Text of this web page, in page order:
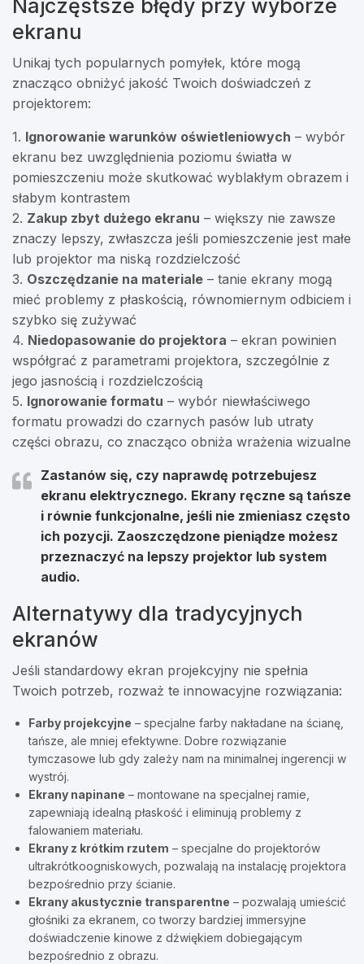
Najczęstsze błędy przy wyborze
ekranu
Unikaj tych popularnych pomyłek, które mogą
znacząco obniżyć jakość Twoich doświadczeń z
projektorem:
1. Ignorowanie warunków oświetleniowych – wybór
ekranu bez uwzględnienia poziomu światła w
pomieszczeniu może skutkować wyblakłym obrazem i
słabym kontrastem
2. Zakup zbyt dużego ekranu – większy nie zawsze
znaczy lepszy, zwłaszcza jeśli pomieszczenie jest małe
lub projektor ma niską rozdzielczość
3. Oszczędzanie na materiale – tanie ekrany mogą
mieć problemy z płaskością, równomiernym odbiciem i
szybko się zużywać
4. Niedopasowanie do projektora – ekran powinien
współgrać z parametrami projektora, szczególnie z
jego jasnością i rozdzielczością
5. Ignorowanie formatu – wybór niewłaściwego
formatu prowadzi do czarnych pasów lub utraty
części obrazu, co znacząco obniża wrażenia wizualne
Zastanów się, czy naprawdę potrzebujesz
ekranu elektrycznego. Ekrany ręczne są tańsze
i równie funkcjonalne, jeśli nie zmieniasz często
ich pozycji. Zaoszczędzone pieniądze możesz
przeznaczyć na lepszy projektor lub system
audio.
Alternatywy dla tradycyjnych
ekranów
Jeśli standardowy ekran projekcyjny nie spełnia
Twoich potrzeb, rozważ te innowacyjne rozwiązania:
Farby projekcyjne – specjalne farby nakładane na ścianę,
tańsze, ale mniej efektywne. Dobre rozwiązanie
tymczasowe lub gdy zależy nam na minimalnej ingerencji w
wystrój.
Ekrany napinane – montowane na specjalnej ramie,
zapewniają idealną płaskość i eliminują problemy z
falowaniem materiału.
Ekrany z krótkim rzutem – specjalne do projektorów
ultrakrótkoogniskowych, pozwalają na instalację projektora
bezpośrednio przy ścianie.
Ekrany akustycznie transparentne – pozwalają umieścić
głośniki za ekranem, co tworzy bardziej immersyjne
doświadczenie kinowe z dźwiękiem dobiegającym
bezpośrednio z obrazu.